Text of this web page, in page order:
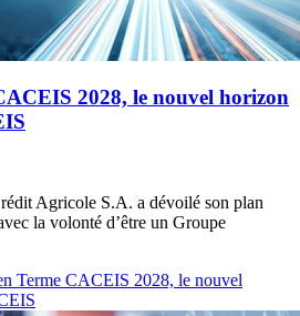
2028, le nouvel horizon
Agricole S.A. a dévoilé son plan
la volonté d’être un Groupe
Terme CACEIS 2028, le nouvel